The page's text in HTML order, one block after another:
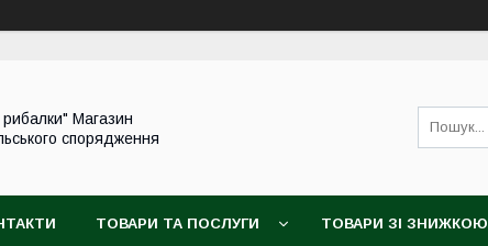
рибалки" Магазин
спорядження
ТОВАРИ ТА ПОСЛУГИ ТОВАРИ ЗІ ЗНИЖКОЮ